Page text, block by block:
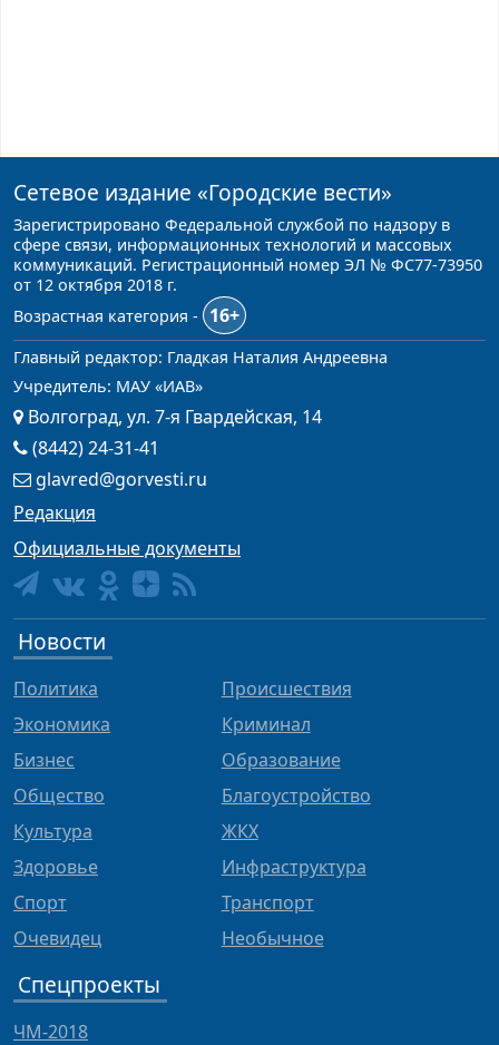
Сетевое издание «Городские вести»
Зарегистрировано Федеральной службой по надзору в
сфере связи, информационных технологий и массовых
коммуникаций. Регистрационный номер ЭЛ № ФС77-73950
от 12 октября 2018 г.
Возрастная категория -
16+
Главный редактор: Гладкая Наталия Андреевна
Учредитель: МАУ «ИАВ»
Волгоград, ул. 7-я Гвардейская, 14
(8442) 24-31-41
glavred@gorvesti.ru
Редакция
Официальные документы
Новости
Политика
Экономика
Бизнес
Общество
Культура
Здоровье
Спорт
Очевидец
Происшествия
Криминал
Образование
Благоустройство
ЖКХ
Инфраструктура
Транспорт
Необычное
Спецпроекты
ЧМ-2018